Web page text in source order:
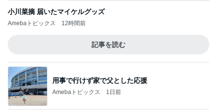
小川菜摘 届いたマイケルグッズ
Amebaトピックス 12時間前
記事を読む
用事で行けず家で父とした応援
Amebaトピックス 1日前